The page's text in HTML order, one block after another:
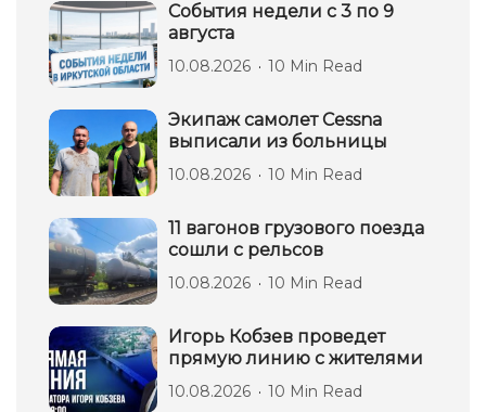
События недели с 3 по 9
августа
10.08.2026 10 Min Read
Экипаж самолет Сessna
выписали из больницы
10.08.2026 10 Min Read
11 вагонов грузового поезда
сошли с рельсов
10.08.2026 10 Min Read
Игорь Кобзев проведет
прямую линию с жителями
10.08.2026 10 Min Read